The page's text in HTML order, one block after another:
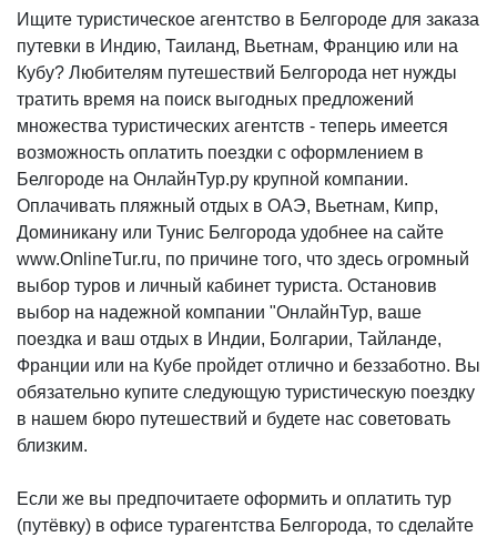
Ищите туристическое агентство в Белгороде для заказа
путевки в Индию, Таиланд, Вьетнам, Францию или на
Кубу? Любителям путешествий Белгорода нет нужды
тратить время на поиск выгодных предложений
множества туристических агентств - теперь имеется
возможность оплатить поездки с оформлением в
Белгороде на ОнлайнТур.ру крупной компании.
Оплачивать пляжный отдых в ОАЭ, Вьетнам, Кипр,
Доминикану или Тунис Белгорода удобнее на сайте
www.OnlineTur.ru, по причине того, что здесь огромный
выбор туров и личный кабинет туриста. Остановив
выбор на надежной компании "ОнлайнТур, ваше
поездка и ваш отдых в Индии, Болгарии, Тайланде,
Франции или на Кубе пройдет отлично и беззаботно. Вы
обязательно купите следующую туристическую поездку
в нашем бюро путешествий и будете нас советовать
близким.
Если же вы предпочитаете оформить и оплатить тур
(путёвку) в офисе турагентства Белгорода, то сделайте